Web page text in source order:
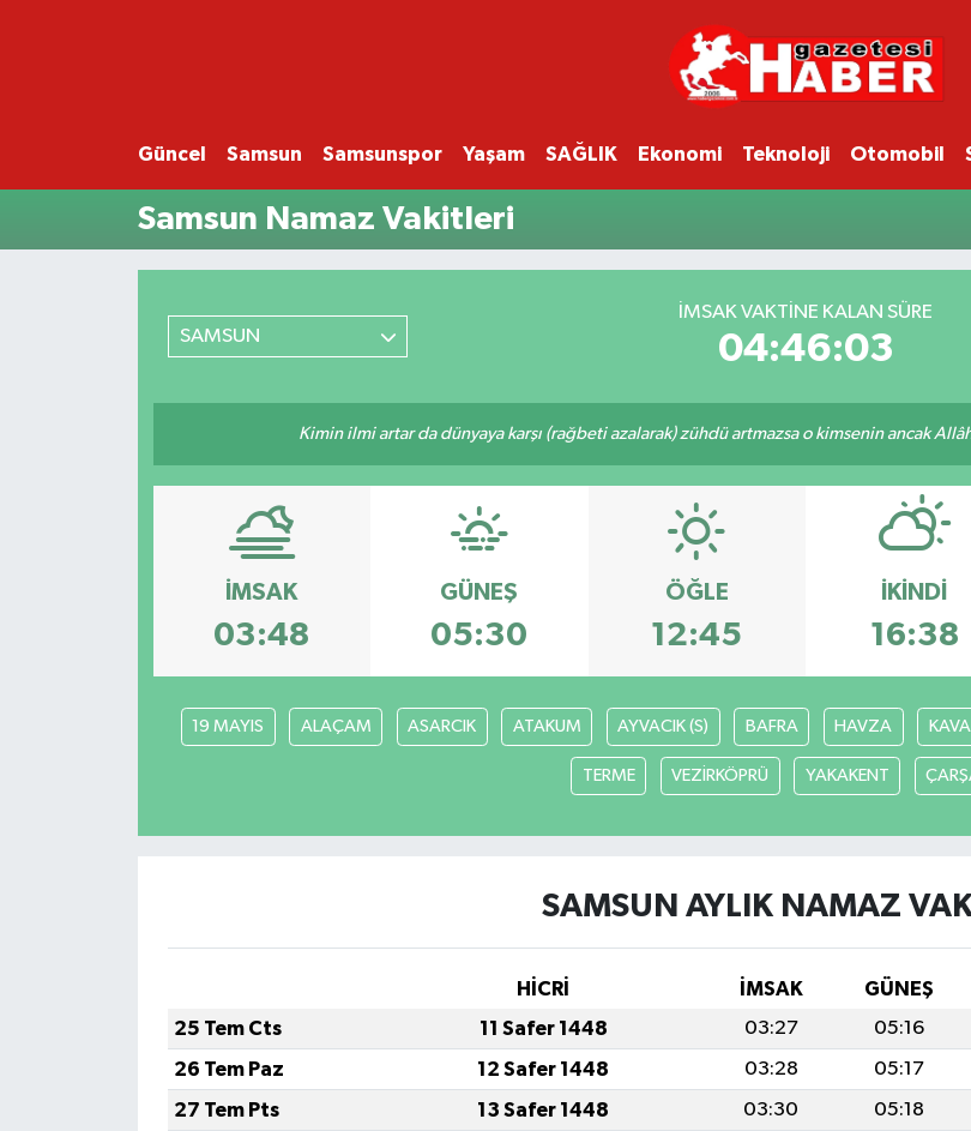
Güncel Samsun Samsunspor Yaşam SAĞLIK Ekonomi Teknoloji Otomobil
Samsun Namaz Vakitleri
SAMSUN
İMSAK VAKTINE KALAN SÜRE
04:46:03
Kimin ilmi artar da dünyaya karşı (rağbeti azalarak) zühdü artmazsa o kimsenin ancak
İMSAK
03:48
GÜNEŞ
05:30
ÖĞLE
12:45
İKINDI
16:38
19 MAYIS ALAÇAM ASARCIK ATAKUM AYVACIK (S) BAFRA HAVZA
TERME VEZİRKÖPRÜ YAKAKENT
SAMSUN AYLIK NAMAZ
HİCRİ İMSAK GÜNEŞ
25 Tem Cts
11 Safer 1448 03:27 05:16
26 Tem Paz
12 Safer 1448 03:28 05:17
27 Tem Pts
13 Safer 1448 03:30 05:18
SAMSUN
SAMSUNSPOR
EKONOMİ